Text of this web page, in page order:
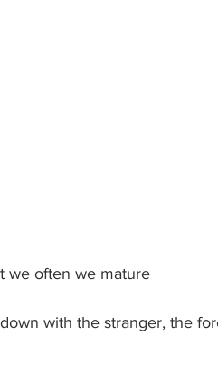
we often we mature
with the stranger, the